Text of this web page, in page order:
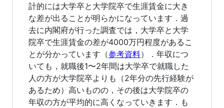
計的には大学卒と大学院卒で生涯賃金に大き
な差が出ることが明らかになっています．過
去に内閣府が行った調査では，大学卒と大学
院卒で生涯賃金の差が4000万円程度があるこ
とが分かっています（参考資料）．年収につ
いても，就職後1〜2年間は大学卒で就職した
人の方が大学院卒よりも（2年分の先行経験が
あるため）高いものの，その後は大学院卒の
年収の方が平均的に高くなっていきます．も